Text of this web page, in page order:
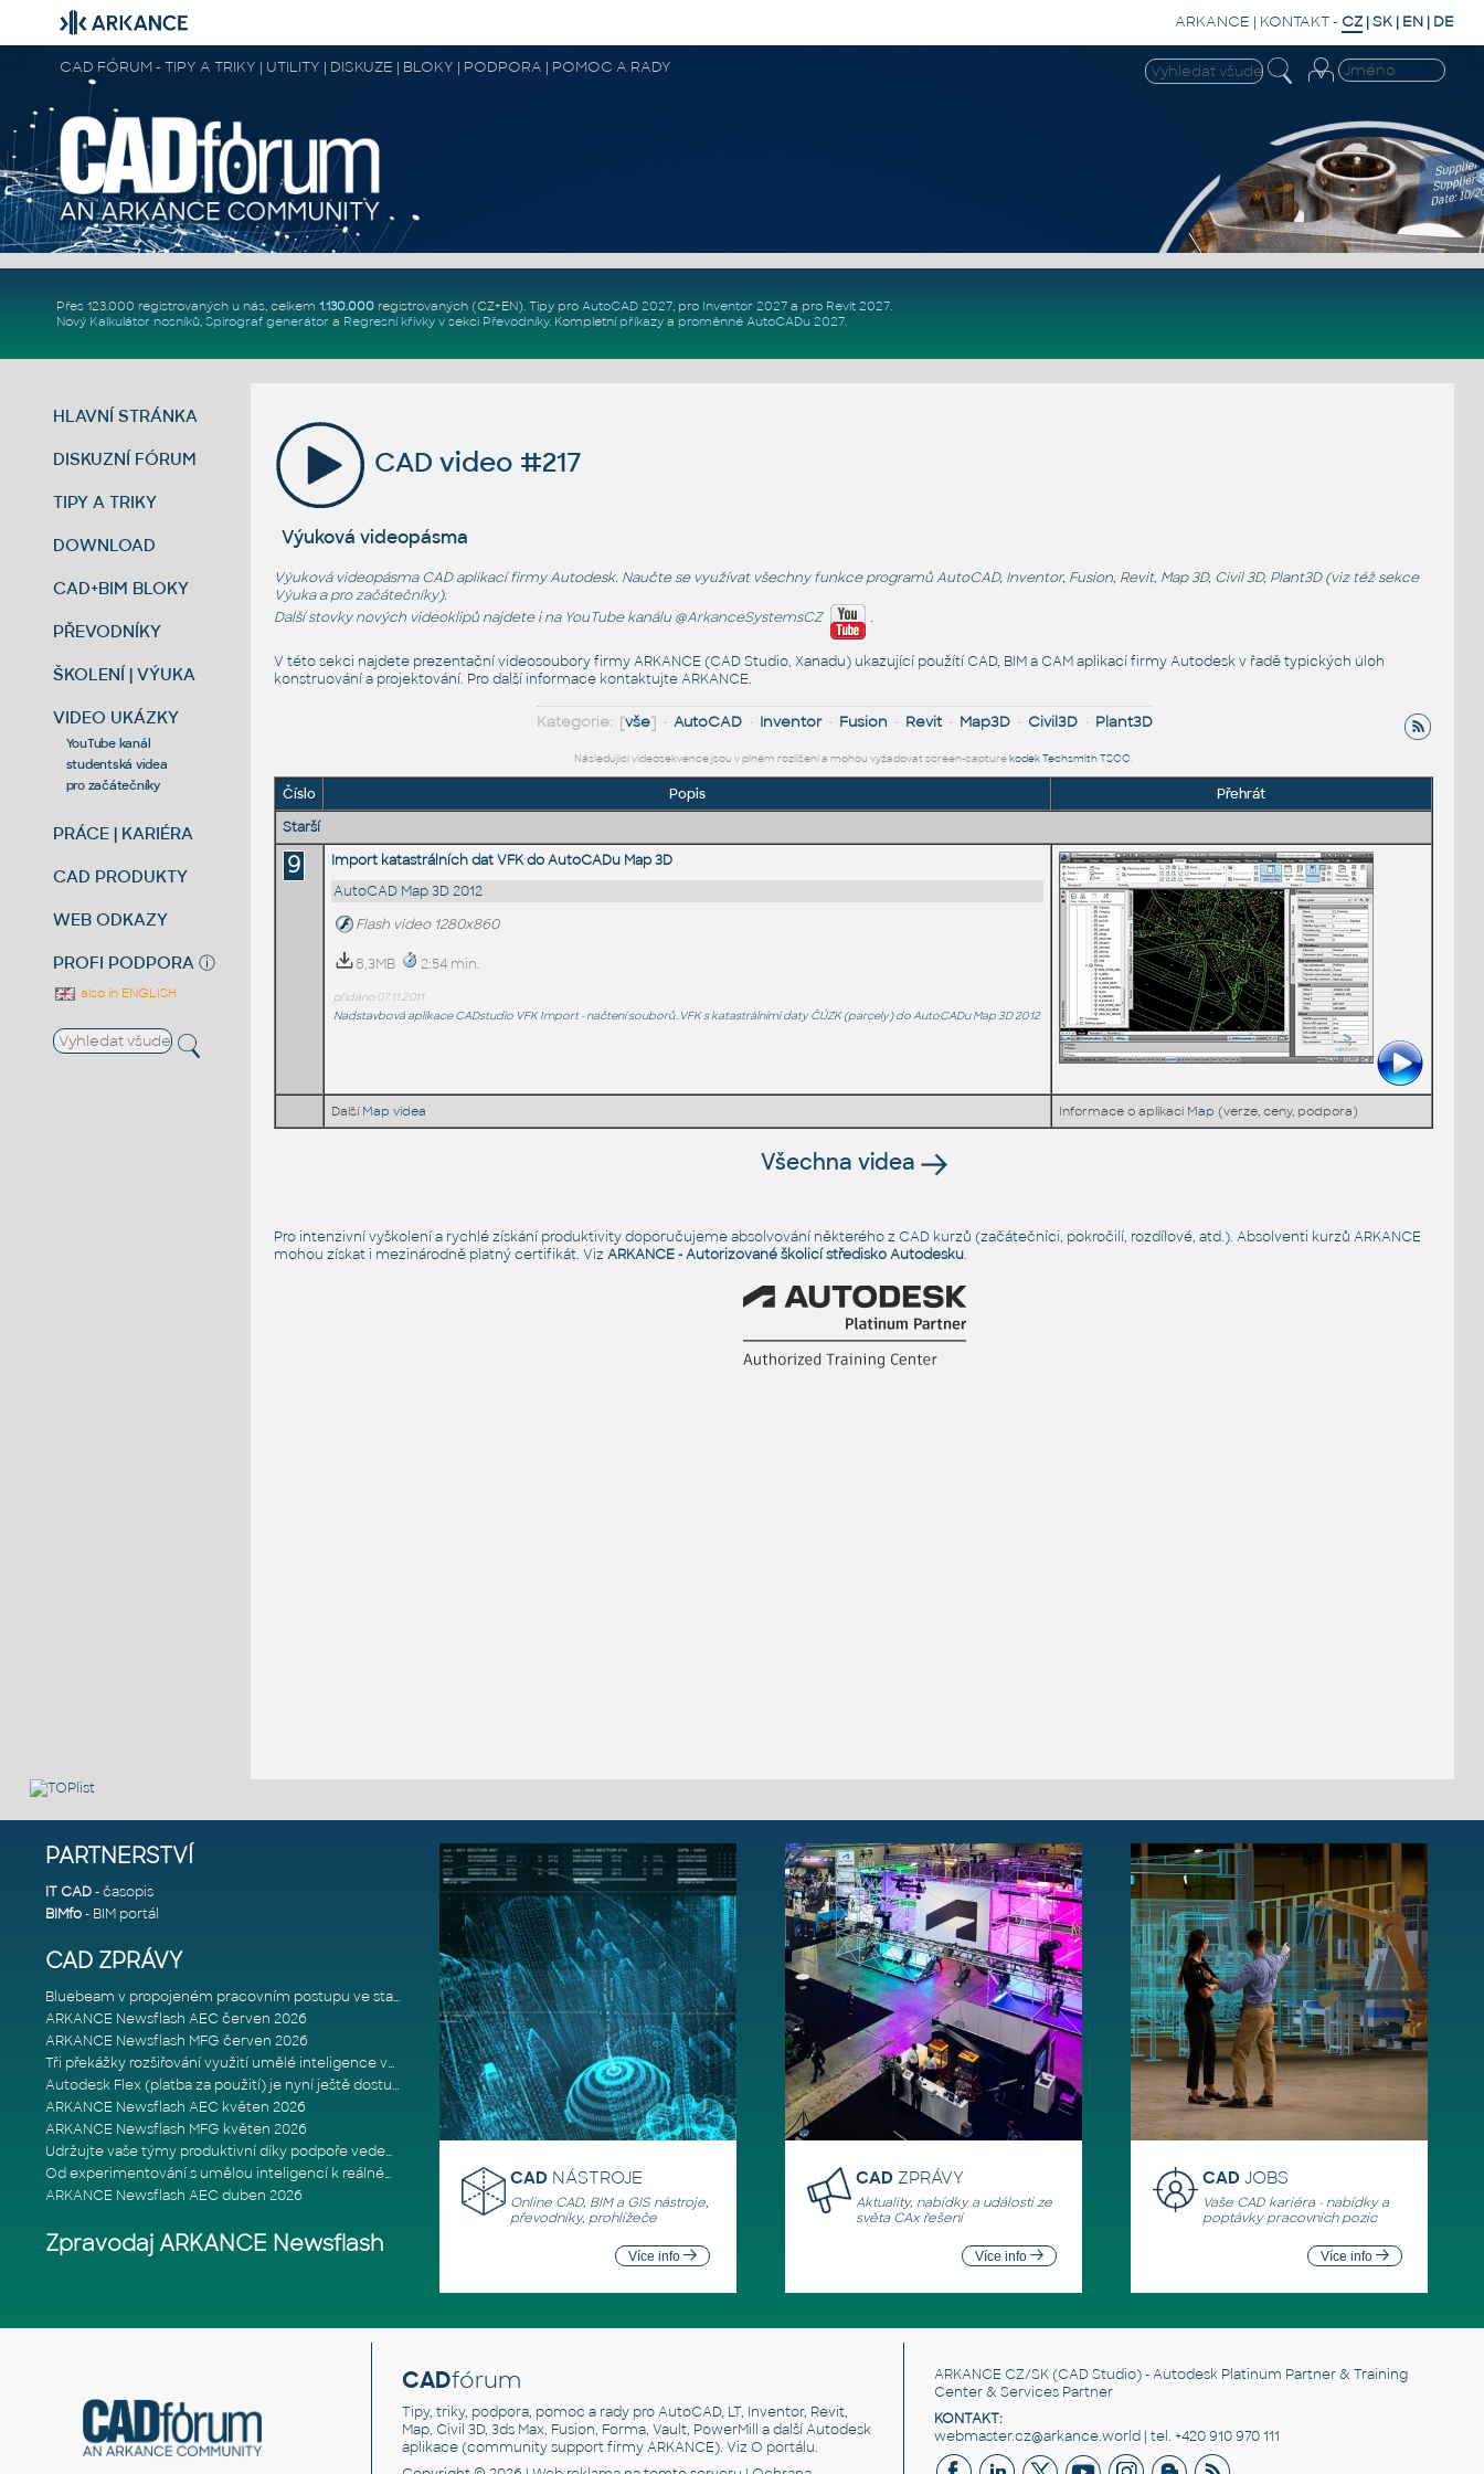
ARKANCE | KONTAKT- CZ |SK | EN | DE
CAD FÓRUM - TIPY A TRIKY | UTILITY | DISKUZE | BLOKY | PODPORA | POMOC A RADY
Přes 123.000 registrovaných u nás, celkem 1.130.000registrovaných (CZ+EN). Tipy pro AutoCAD 2027, pro Inventor 2027a pro Revit 2027.
Nový Kalkulátor nosníků, Spirograf generátor a Regresní křivkyv sekci Převodníky. Kompletní příkazya proměnné AutoCADu 2027.
HLAVNÍ STRÁNKA
DISKUZNÍ FÓRUM
TIPY A TRIKY
DOWNLOAD
CAD+BIM BLOKY
PŘEVODNÍKY
ŠKOLENÍ | VÝUKA
VIDEO UKÁZKY
YouTube kanál
studentská videa
pro začátečníky
PRÁCE | KARIÉRA
CAD PRODUKTY
WEB ODKAZY
PROFI PODPORA ⓘ
also in ENGLISH
CAD video #217
Výuková videopásma
Výuková videopásma CAD aplikací firmy Autodesk. Naučte se využívat všechny funkce programů AutoCAD, Inventor, Fusion, Revit, Map 3D, Civil 3D, Plant3D (viz též sekce
Výukaapro začátečníky).
Další stovky nových videoklipů najdete i na YouTube kanálu@ArkanceSystemsCZ .
V této sekci najdete prezentační videosoubory firmy ARKANCE (CAD Studio, Xanadu) ukazující použítí CAD, BIM a CAM aplikací firmy Autodesk v řadě typických úloh
konstruování a projektování. Pro další informace kontaktujte ARKANCE.
Kategorie: [vše] •AutoCAD • Inventor• Fusion • Revit• Map3D • Civil3D • Plant3D
Následující videosekvence jsou v plném rozlišení a mohou vyžadovat screen-capture kodek Techsmith TSCC.
Číslo Popis
Přehrát
Starší
9
Import katastrálních dat VFK do AutoCADu Map 3D
AutoCAD Map 3D 2012
Flash video 1280x860
8,3MB 2:54 min.
přidáno 07.11.2011
Nadstavbová aplikace CADstudio VFK Import - načtení souborů .VFK s katastrálními daty ČÚZK (parcely) do AutoCADu Map 3D 2012
Další Map videa Informace o aplikaci Map (verze, ceny, podpora)
Všechna videa
Pro intenzivní vyškolení a rychlé získání produktivity doporučujeme absolvování některého z CAD kurzů (začátečníci, pokročilí, rozdílové, atd.). Absolventi kurzů ARKANCE
mohou získat i mezinárodně platný certifikát. Viz ARKANCE - Autorizované školicí středisko Autodesku.
PARTNERSTVÍ
IT CAD- časopis
BIMfo- BIM portál
CAD ZPRÁVY
Bluebeam v propojeném pracovním postupu ve stavebnictví: Proč je int
ARKANCE Newsflash AEC červen 2026
ARKANCE Newsflash MFG červen 2026
Tři překážky rozšiřování využití umělé inteligence ve stavebním prům
Autodesk Flex (platba za použití) je nyní ještě dostupnější
ARKANCE Newsflash AEC květen 2026
ARKANCE Newsflash MFG květen 2026
Udržujte vaše týmy produktivní díky podpoře vedené odborníky
Od experimentování s umělou inteligencí k reálnému dopadu na podniká
ARKANCE Newsflash AEC duben 2026
Zpravodaj ARKANCE Newsflash
CAD NÁSTROJE
Online CAD, BIM a GIS nástroje,
převodníky, prohlížeče
Více info
CAD ZPRÁVY
Aktuality, nabídky a události ze
světa CAx řešení
Více info
CADJOBS
Vaše CAD kariéra - nabídky a
poptávky pracovních pozic
Více info
CADfórum
Tipy, triky, podpora, pomoc a rady pro AutoCAD, LT, Inventor, Revit,
Map, Civil 3D, 3ds Max, Fusion, Forma, Vault, PowerMill a další Autodesk
aplikace (community support firmy ARKANCE). Viz O portálu.
ARKANCE CZ/SK(CAD Studio) - Autodesk Platinum Partner & Training
Center & Services Partner
KONTAKT:
webmaster.cz@arkance.world | tel. +420 910 970 111